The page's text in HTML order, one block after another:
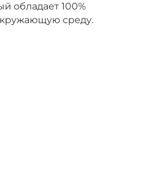
обладает 100%
среду.